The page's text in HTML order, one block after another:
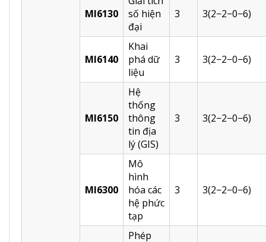
MI6130
số hiện
đại
3 3(2−2−0−6)
MI6140
Khai
phá dữ
liệu
3 3(2−2−0−6)
MI6150
Hệ
thống
thông
tin địa
lý (GIS)
3 3(2−2−0−6)
MI6300
Mô
hình
hóa các
hệ phức
tạp
3 3(2−2−0−6)
Phép